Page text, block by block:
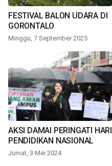
FESTIVAL BALON UDARA DI
GORONTALO
Minggu, 7 September 2025
AKSI DAMAI PERINGATI HARI
PENDIDIKAN NASIONAL
Jumat, 3 Mei 2024